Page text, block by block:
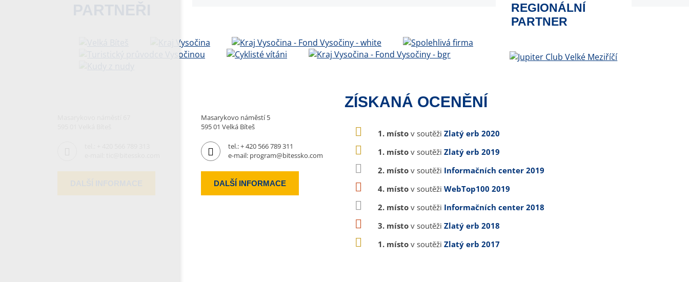
REGIONÁLNÍ
PARTNER
Masarykovo náměstí 5
595 01 Velká Bíteš
tel.:+ 420 566 789 311
e-mail: program@bitessko.com
DALŠÍ INFORMACE
ZÍSKANÁ OCENĚNÍ
1. místo v soutěži Zlatý erb 2020
1. místo v soutěži Zlatý erb 2019
2. místo v soutěži Informačních center 2019
4. místo v soutěži WebTop100 2019
2. místo v soutěži Informačních center 2018
3. místo v soutěži Zlatý erb 2018
1. místo v soutěži Zlatý erb 2017